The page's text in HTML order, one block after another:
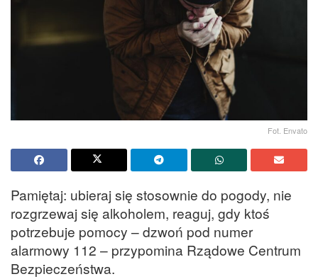
Fot. Envato
Pamiętaj: ubieraj się stosownie do pogody, nie
rozgrzewaj się alkoholem, reaguj, gdy ktoś
potrzebuje pomocy – dzwoń pod numer
alarmowy 112 – przypomina Rządowe Centrum
Bezpieczeństwa.